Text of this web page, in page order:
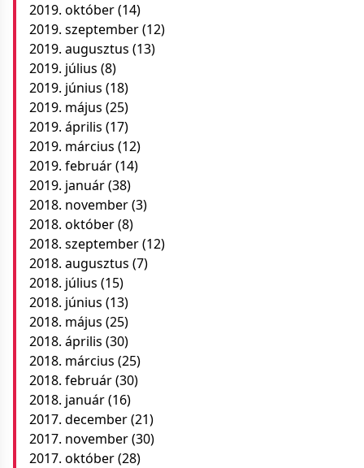
2019. október(14)
2019. szeptember(12)
2019. augusztus (13)
2019. július (8)
2019. június (18)
2019. május (25)
2019. április (17)
2019. március (12)
2019. február(14)
2019. január(38)
2018. november(3)
2018. október(8)
2018. szeptember(12)
2018. augusztus (7)
2018. július (15)
2018. június (13)
2018. május (25)
2018. április (30)
2018. március (25)
2018. február(30)
2018. január(16)
2017. december(21)
2017. november(30)
2017. október(28)